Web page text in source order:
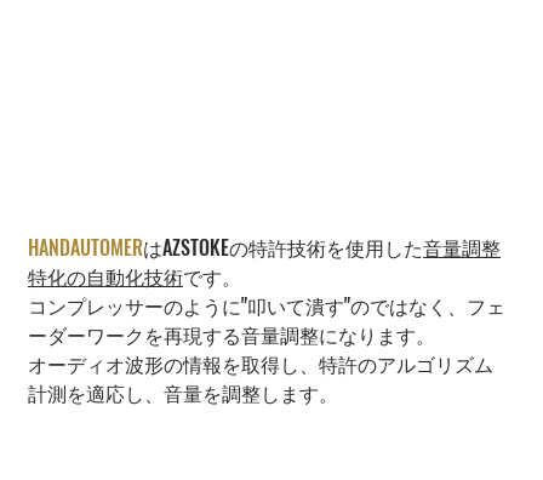
HANDAUTOMERはAZSTOKEの特許技術を使用した音量調整
特化の自動化技術です。
コンプレッサーのように"叩いて潰す"のではなく、フェ
ーダーワークを再現する音量調整になります。
オーディオ波形の情報を取得し、特許のアルゴリズム
計測を適応し、音量を調整します。